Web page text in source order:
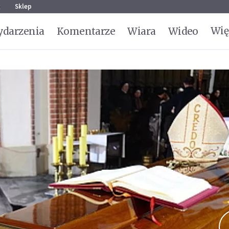
Sklep
Komentarze Wiara Wideo